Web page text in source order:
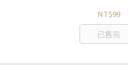
NT$99
已售完